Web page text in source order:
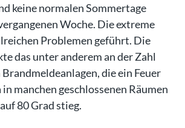
keine normalen Sommertage
Woche. Die extreme
Problemen geführt. Die
das unter anderem an der Zahl
die ein Feuer
manchen geschlossenen Räumen
80 Grad stieg.